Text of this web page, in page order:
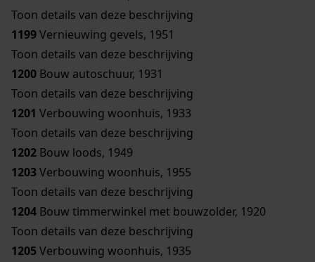
Toon details van deze beschrijving
1199Vernieuwing gevels, 1951
Toon details van deze beschrijving
1200 Bouw autoschuur, 1931
Toon details van deze beschrijving
1201 Verbouwing woonhuis, 1933
Toon details van deze beschrijving
1202 Bouw loods, 1949
1203Verbouwing woonhuis, 1955
Toon details van deze beschrijving
1204 Bouw timmerwinkel met bouwzolder, 1920
Toon details van deze beschrijving
1205Verbouwing woonhuis, 1935